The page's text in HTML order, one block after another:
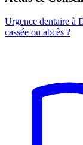
Urgence dentaire à
cassée ou abcès ?